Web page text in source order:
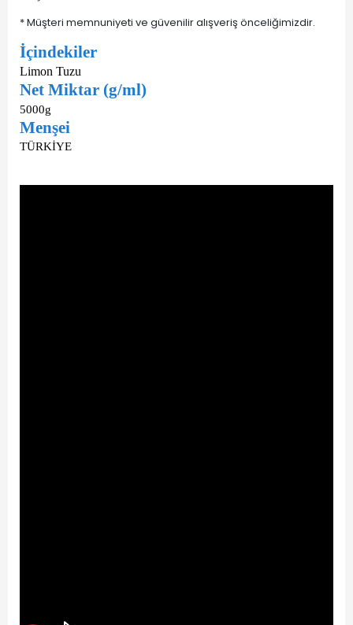
* Müşteri memnuniyeti ve güvenilir alışveriş önceliğimizdir.
İçindekiler
Limon Tuzu
Net Miktar (g/ml)
5000g
Menşei
TÜRKİYE